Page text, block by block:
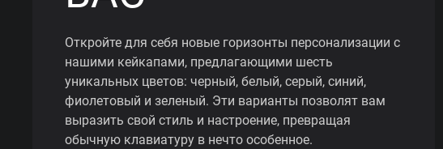
Откройте для себя новые горизонты персонализации с
нашими кейкапами, предлагающими шесть
уникальных цветов: черный, белый, серый, синий,
фиолетовый и зеленый. Эти варианты позволят вам
выразить свой стиль и настроение, превращая
обычную клавиатуру в нечто особенное.